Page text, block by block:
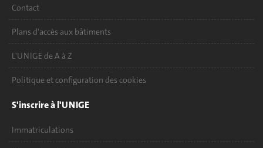
Contact
Plans d'accès aux bâtiments
L'UNIGE de A à Z
Politique et configuration des cookies
S'inscrire à l'UNIGE
Immatriculations